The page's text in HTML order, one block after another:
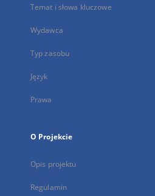
Temat i słowa kluczowe
Wydawca
Typ zasobu
Język
Prawa
O Projekcie
Opis projektu
Regulamin